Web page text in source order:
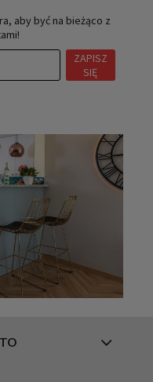
aby być na bieżąco z
ZAPISZ
SIĘ